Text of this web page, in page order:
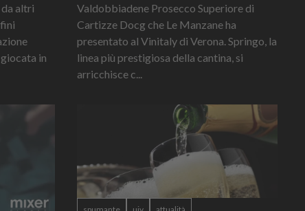
altri
in
Valdobbiadene Prosecco Superiore di
Cartizze Docg che Le Manzane ha
presentato al Vinitaly di Verona. Springo, la
linea più prestigiosa della cantina, si
arricchisce c...